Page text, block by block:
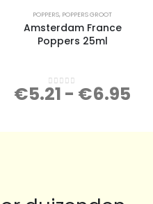
POPPERS, POPPERS GROOT
Amsterdam France
Poppers 25ml
0out of 5
€5.21 - €6.95